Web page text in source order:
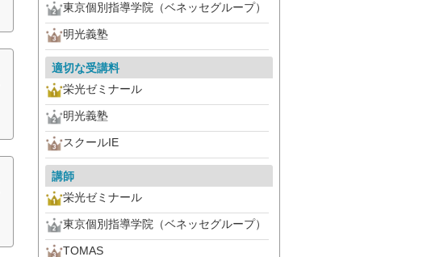
東京個別指導学院（ベネッセグループ）
明光義塾
適切な受講料
栄光ゼミナール
明光義塾
スクールIE
講師
栄光ゼミナール
東京個別指導学院（ベネッセグループ）
TOMAS